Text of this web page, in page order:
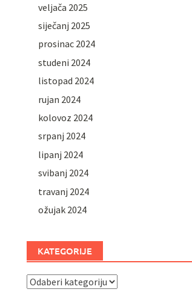
veljača 2025
siječanj 2025
prosinac 2024
studeni 2024
listopad 2024
rujan 2024
kolovoz 2024
srpanj 2024
lipanj 2024
svibanj 2024
travanj 2024
ožujak 2024
KATEGORIJE
Kategorije